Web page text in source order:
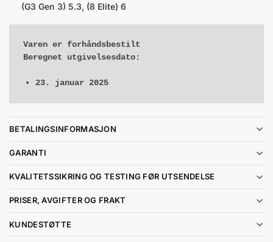
(G3 Gen 3) 5.3, (8 Elite) 6
Varen er forhåndsbestilt
23. januar 2025
BETALINGSINFORMASJON
GARANTI
KVALITETSSIKRING OG TESTING FØR UTSENDELSE
PRISER, AVGIFTER OG FRAKT
KUNDESTØTTE